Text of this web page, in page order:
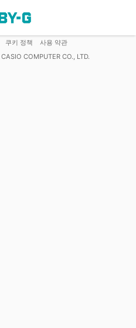
쿠키 정책
사용 약관
CASIO COMPUTER CO., LTD.